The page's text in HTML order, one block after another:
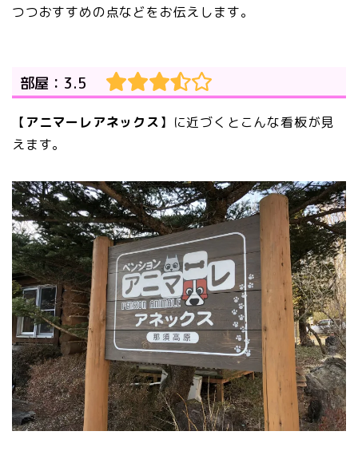
つつおすすめの点などをお伝えします。
部屋：3.5
【 アニマーレアネックス】に近づくとこんな看板が見
えます。